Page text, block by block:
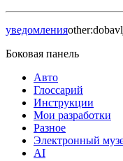
уведомления
Боковая панель
Авто
Глоссарий
Инструкции
Мои разработки
Разное
Электронный
AI